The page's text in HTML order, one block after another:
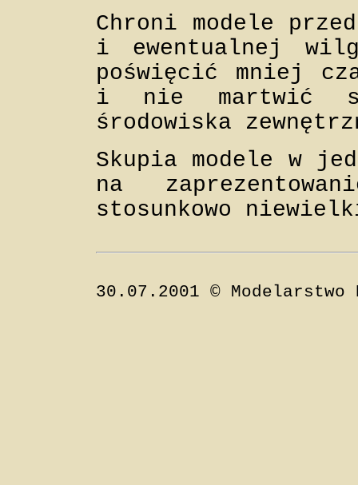
Chroni modele
i ewentualnej
poświęcić mniej
i nie martwić
środowiska
Skupia modele w
na
stosunkowo
30.07.2001 © Modelarstwo